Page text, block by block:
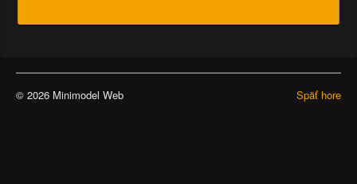
Späť hore
© 2026 Minimodel Web